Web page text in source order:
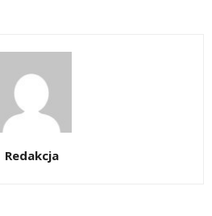
Redakcja